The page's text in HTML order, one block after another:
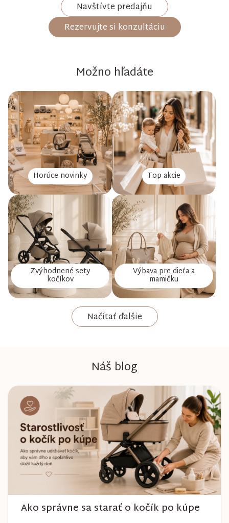
Navštívte predajňu
Rezervujte si konzultáciu
Možno hľadáte
Horúce novinky Top akcie
Zvýhodnené sety
kočíkov
Výbava pre dieťa a
mamičku
Načítať ďalšie
Náš blog
Ako správne sa starať o kočík po kúpe